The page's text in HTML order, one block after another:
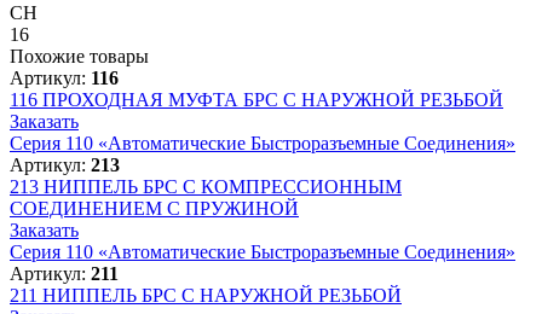
CH
16
Похожие товары
Артикул: 116
116 ПРОХОДНАЯ МУФТА БРС С НАРУЖНОЙ РЕЗЬБОЙ
Заказать
Серия 110 «Автоматические Быстроразъемные Соединения»
Артикул: 213
213 НИППЕЛЬ БРС С КОМПРЕССИОННЫМ
СОЕДИНЕНИЕМ С ПРУЖИНОЙ
Заказать
Серия 110 «Автоматические Быстроразъемные Соединения»
Артикул: 211
211 НИППЕЛЬ БРС С НАРУЖНОЙ РЕЗЬБОЙ